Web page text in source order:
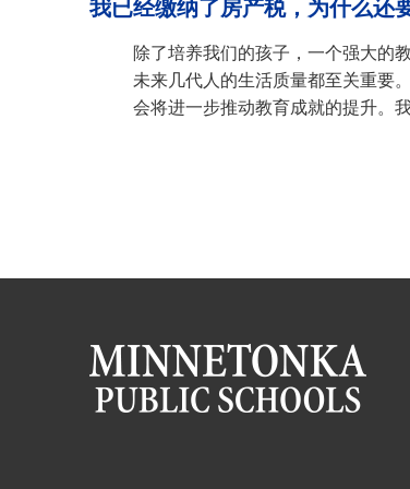
我已经缴纳了房产税，为什么还
除了培养我们的孩子，一个强大的
未来几代人的生活质量都至关重要
会将进一步推动教育成就的提升。